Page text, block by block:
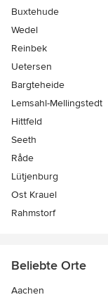
Buxtehude
Wedel
Reinbek
Uetersen
Bargteheide
Lemsahl-Mellingstedt
Hittfeld
Seeth
Råde
Lütjenburg
Ost Krauel
Rahmstorf
Beliebte Orte
Aachen